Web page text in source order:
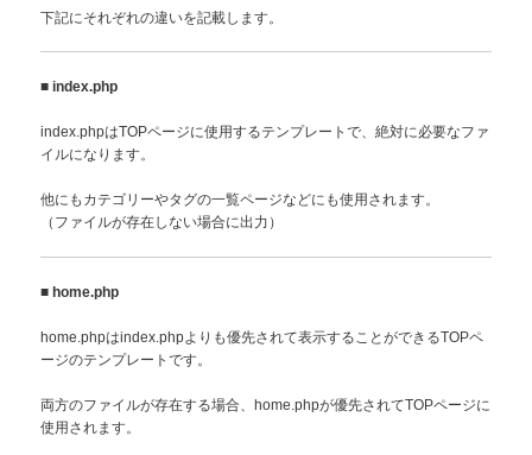
下記にそれぞれの違いを記載します。
■index.php
index.phpはTOPページに使用するテンプレートで、絶対に必要なファ
イルになります。
他にもカテゴリーやタグの一覧ページなどにも使用されます。
（ファイルが存在しない場合に出力）
■ home.php
home.phpはindex.phpよりも優先されて表示することができるTOPペ
ージのテンプレートです。
両方のファイルが存在する場合、home.phpが優先されてTOPページに
使用されます。